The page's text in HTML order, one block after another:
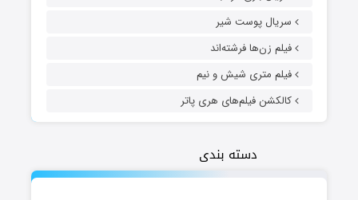
سریال پوست شیر
فیلم زن‌ها فرشته‌اند
فیلم متری شیش و نیم
کالکشن فیلم‌های هری پاتر
دسته بندی